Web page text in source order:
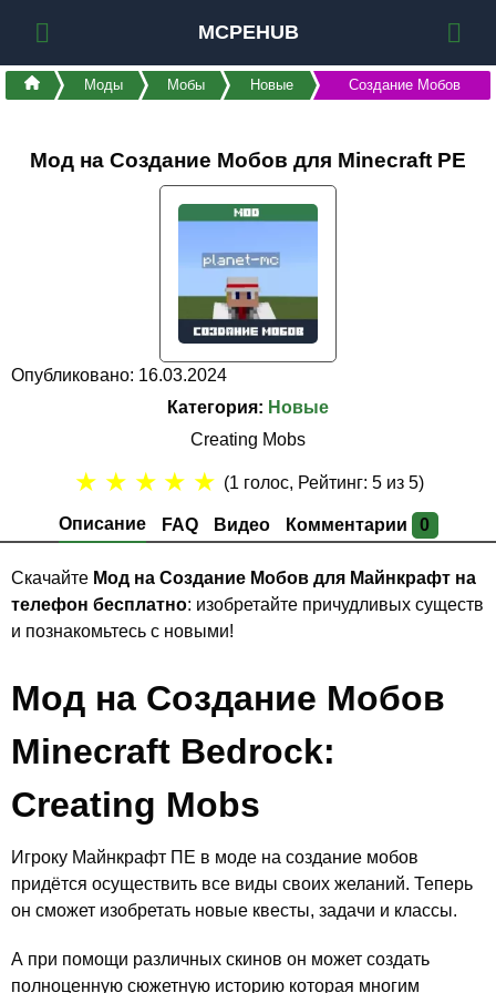
MCPEHUB
Моды Мобы Новые Создание Мобов
Мод на Создание Мобов для Minecraft PE
Опубликовано: 16.03.2024
Категория: Новые
Creating Mobs
Описание FAQ Видео Комментарии 0
★ ★ ★ ★ ★ (1 голос, Рейтинг:5 из 5)
Скачайте Мод на Создание Мобов для Майнкрафт на
телефон бесплатно: изобретайте причудливых существ
и познакомьтесь с новыми!
Мод на Создание Мобов
Minecraft Bedrock:
Creating Mobs
Игроку Майнкрафт ПЕ в моде на создание мобов
придётся осуществить все виды своих желаний. Теперь
он сможет изобретать новые квесты, задачи и классы.
А при помощи различных скинов он может создать
полноценную сюжетную историю которая многим